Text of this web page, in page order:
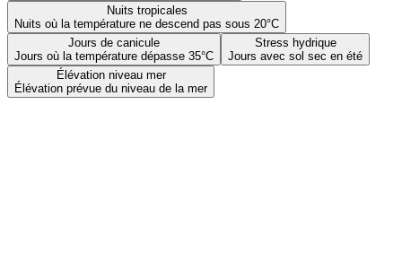
Nuits tropicales
Nuits où la température ne descend pas sous 20°C
Jours de canicule
Jours où la température dépasse 35°C
Stress hydrique
Jours avec sol sec en été
Élévation niveau mer
Élévation prévue du niveau de la mer